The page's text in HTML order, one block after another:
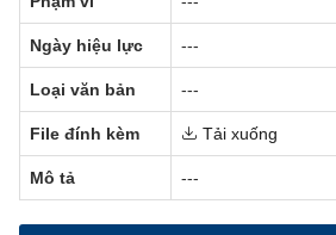
Ngày hiệu lực ---
Loại văn bản ---
File đính kèm Tải xuống
Mô tả ---